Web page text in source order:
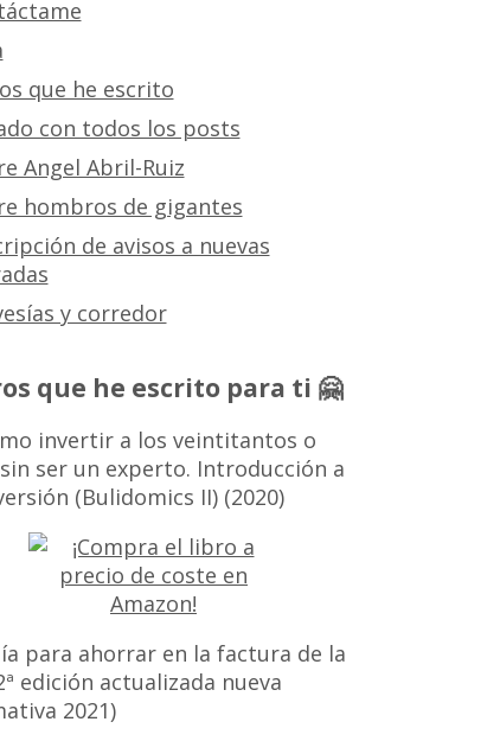
que he escrito
con todos los posts
Angel Abril-Ruiz
hombros de gigantes
de avisos a nuevas
y corredor
que he escrito para ti 🤗
invertir a los veintitantos o
ser un experto. Introducción a
(Bulidomics II) (2020)
para ahorrar en la factura de la
edición actualizada nueva
2021)